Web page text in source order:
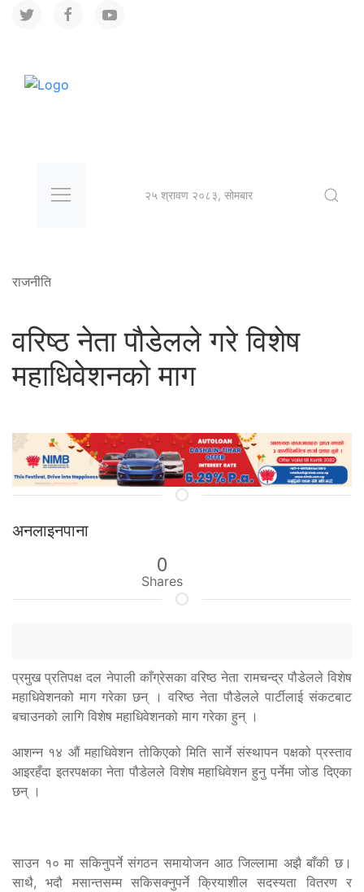
२५ श्रावण २०८३, सोमबार
राजनीति
वरिष्ठ नेता पौडेलले गरे विशेष
महाधिवेशनको माग
अनलाइनपाना
0
Shares
प्रमुख प्रतिपक्ष दल नेपाली काँग्रेसका वरिष्ठ नेता रामचन्द्र पौडेलले विशेष
महाधिवेशनको माग गरेका छन् । वरिष्ठ नेता पौडेलले पार्टीलाई संकटबाट
बचाउनको लागि विशेष महाधिवेशनको माग गरेका हुन् ।
आशन्न १४ औं महाधिवेशन तोकिएको मिति सार्ने संस्थापन पक्षको प्रस्ताव
आइरहँदा इतरपक्षका नेता पौडेलले विशेष महाधिवेशन हुनु पर्नेमा जोड दिएका
छन् ।
साउन १० मा सकिनुपर्ने संगठन समायोजन आठ जिल्लामा अझै बाँकी छ।
साथै, भदौ मसान्तसम्म सकिसक्नुपर्ने क्रियाशील सदस्यता वितरण र